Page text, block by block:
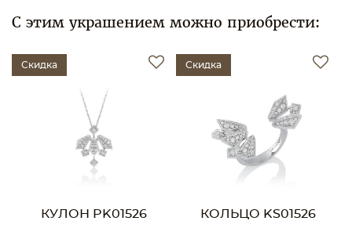
С этим украшением можно приобрести:
Скидка
КУЛОН PK01526
Скидка
КОЛЬЦО KS01526